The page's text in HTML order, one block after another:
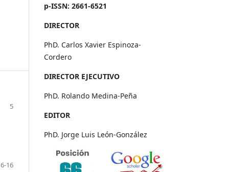
5
6-16
p-ISSN: 2661-6521
DIRECTOR
PhD. Carlos Xavier Espinoza-
Cordero
DIRECTOR EJECUTIVO
PhD. Rolando Medina-Peña
EDITOR
PhD. Jorge Luis León-González